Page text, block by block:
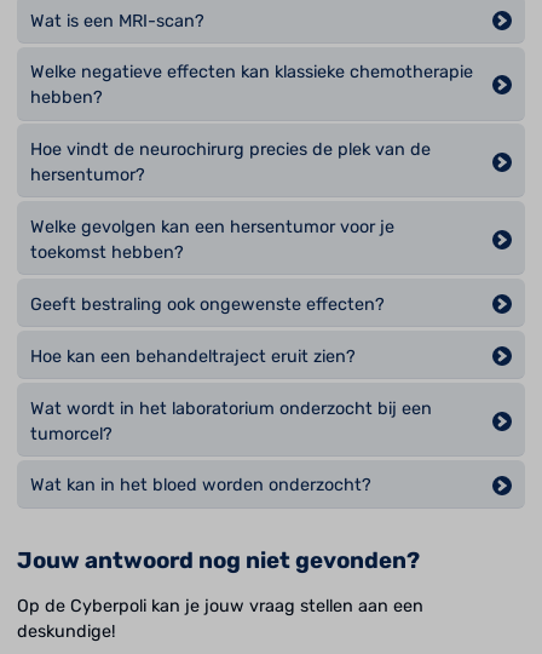
Wat is een MRI-scan?
Welke negatieve effecten kan klassieke chemotherapie
hebben?
Hoe vindt de neurochirurg precies de plek van de
hersentumor?
Welke gevolgen kan een hersentumor voor je
toekomst hebben?
Geeft bestraling ook ongewenste effecten?
Hoe kan een behandeltraject eruit zien?
Wat wordt in het laboratorium onderzocht bij een
tumorcel?
Wat kan in het bloed worden onderzocht?
Jouw antwoord nog niet gevonden?
Op de Cyberpoli kan je jouw vraag stellen aan een
deskundige!